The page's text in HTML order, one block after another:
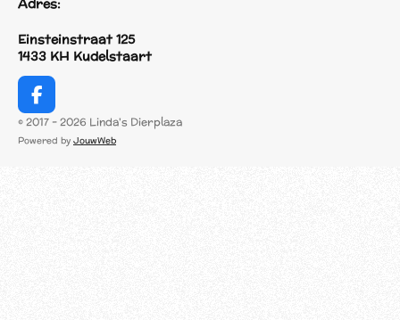
Adres:
Einsteinstraat 125
1433 KH Kudelstaart
F
a
c
© 2017 - 2026 Linda's Dierplaza
Powered by JouwWeb